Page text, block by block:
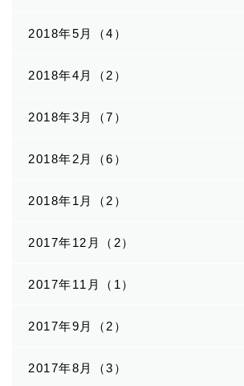
2018年5月（4）
2018年4月（2）
2018年3月（7）
2018年2月（6）
2018年1月（2）
2017年12月（2）
2017年11月（1）
2017年9月（2）
2017年8月（3）